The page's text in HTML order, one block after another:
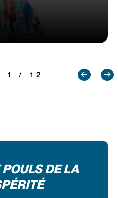
1 / 12
DE LA